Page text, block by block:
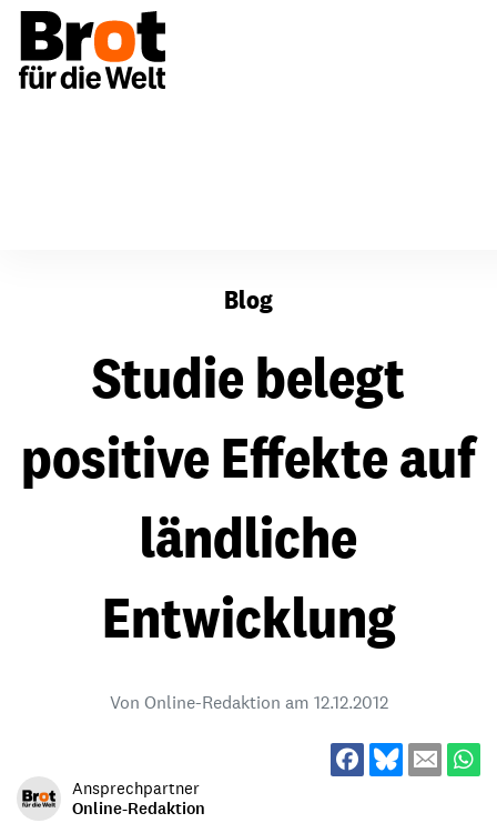
Blog
Studie belegt
positive Effekte auf
ländliche
Entwicklung
Von Online-Redaktion am 12.12.2012
Ansprechpartner
Online-Redaktion